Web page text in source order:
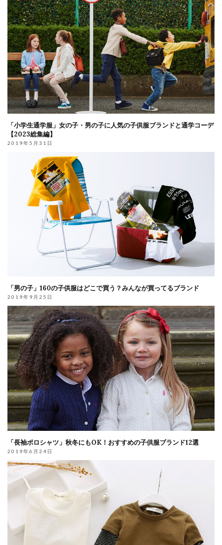
「小学生通学服」女の子・男の子に人気の子供服ブランドと通学コーデ
【2023総集編】
2019年5月31日
「男の子」160の子供服はどこで買う？みんなが買ってるブランド
2019年9月25日
「長袖ポロシャツ」秋冬にもOK！おすすめの子供服ブランド12選
2019年6月24日